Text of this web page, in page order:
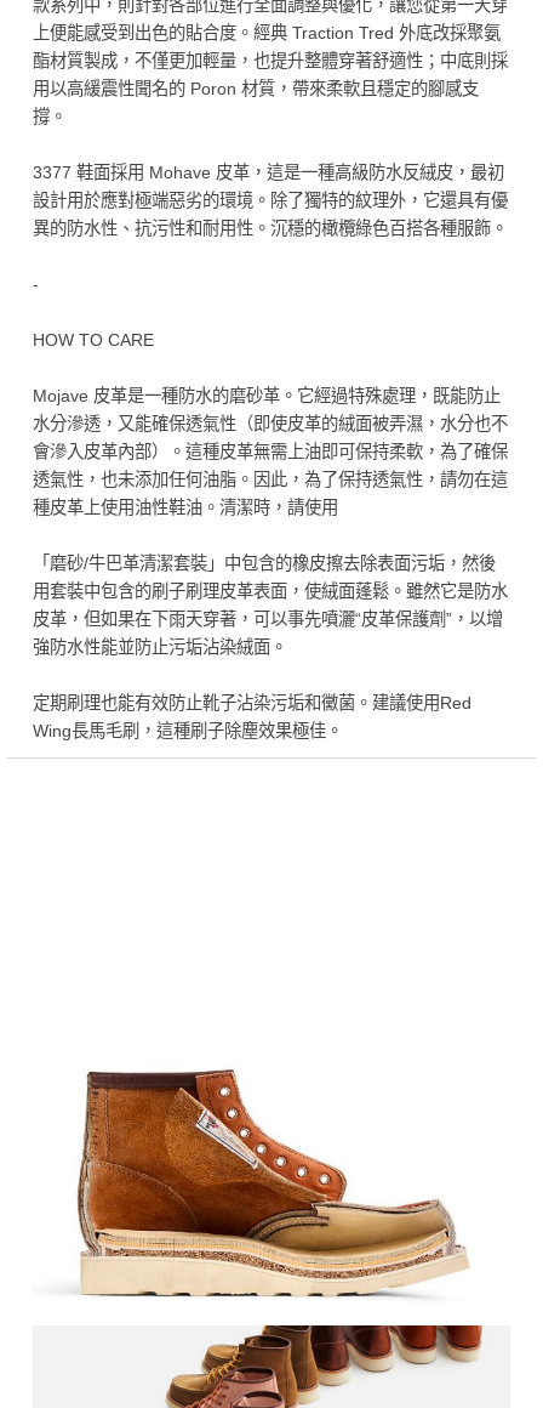
款系列中，則針對各部位進行全面調整與優化，讓您從第一天穿
上便能感受到出色的貼合度。經典 Traction Tred 外底改採聚氨
酯材質製成，不僅更加輕量，也提升整體穿著舒適性；中底則採
用以高緩震性聞名的 Poron 材質，帶來柔軟且穩定的腳感支
撐。
3377 鞋面採用 Mohave 皮革，這是一種高級防水反絨皮，最初
設計用於應對極端惡劣的環境。除了獨特的紋理外，它還具有優
異的防水性、抗污性和耐用性。沉穩的橄欖綠色百搭各種服飾。
-
HOW TO CARE
Mojave 皮革是一種防水的磨砂革。它經過特殊處理，既能防止
水分滲透，又能確保透氣性（即使皮革的絨面被弄濕，水分也不
會滲入皮革內部）。這種皮革無需上油即可保持柔軟，為了確保
透氣性，也未添加任何油脂。因此，為了保持透氣性，請勿在這
種皮革上使用油性鞋油。清潔時，請使用
「磨砂/牛巴革清潔套裝」中包含的橡皮擦去除表面污垢，然後
用套裝中包含的刷子刷理皮革表面，使絨面蓬鬆。雖然它是防水
皮革，但如果在下雨天穿著，可以事先噴灑“皮革保護劑”，以增
強防水性能並防止污垢沾染絨面。
定期刷理也能有效防止靴子沾染污垢和黴菌。建議使用Red
Wing長馬毛刷，這種刷子除塵效果極佳。